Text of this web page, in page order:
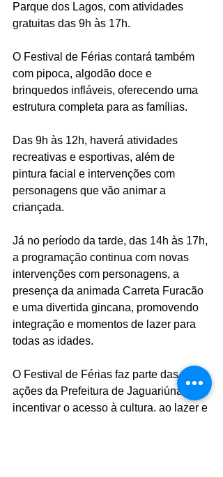
Parque dos Lagos, com atividades
gratuitas das 9h às 17h.
O Festival de Férias contará também
com pipoca, algodão doce e
brinquedos infláveis, oferecendo uma
estrutura completa para as famílias.
Das 9h às 12h, haverá atividades
recreativas e esportivas, além de
pintura facial e intervenções com
personagens que vão animar a
criançada.
Já no período da tarde, das 14h às 17h,
a programação continua com novas
intervenções com personagens, a
presença da animada Carreta Furacão
e uma divertida gincana, promovendo
integração e momentos de lazer para
todas as idades.
O Festival de Férias faz parte das
ações da Prefeitura de Jaguariúna para
incentivar o acesso à cultura, ao lazer e